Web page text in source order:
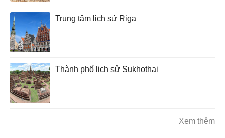
Trung tâm lịch sử Riga
Thành phố lịch sử Sukhothai
Xem thêm